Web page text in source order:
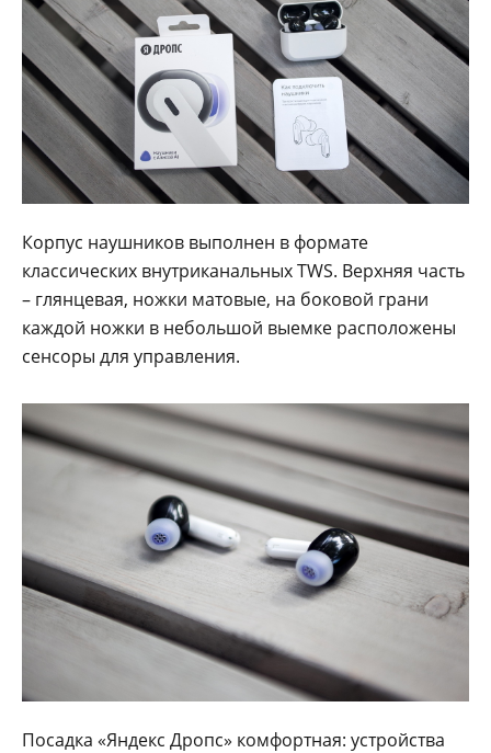
Корпус наушников выполнен в формате
классических внутриканальных TWS. Верхняя часть
– глянцевая, ножки матовые, на боковой грани
каждой ножки в небольшой выемке расположены
сенсоры для управления.
Посадка «Яндекс Дропс» комфортная: устройства